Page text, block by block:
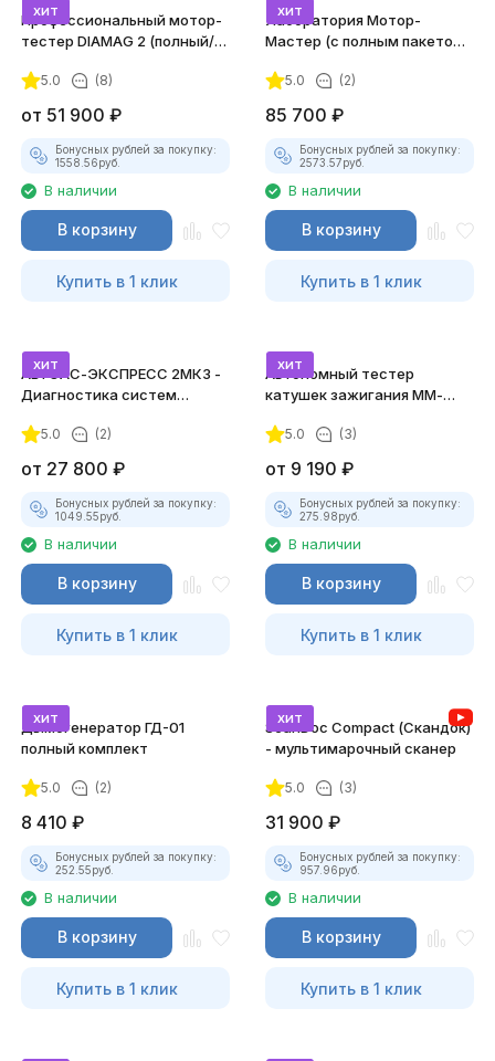
хит
Профессиональный мотор-
тестер DIAMAG 2 (полный/
5.0 (8)
от 51 900 ₽
Бонусных рублей за покупку:
1558.56руб.
В наличии
В корзину
Купить в 1 клик
хит
Лаборатория Мотор-
Мастер (с полным пакетом
5.0 (2)
85 700 ₽
Бонусных рублей за покупку:
2573.57руб.
В наличии
В корзину
Купить в 1 клик
хит
АВТОАС-ЭКСПРЕСС 2МК3 -
Диагностика систем
5.0 (2)
от 27 800 ₽
Бонусных рублей за покупку:
1049.55руб.
В наличии
В корзину
Купить в 1 клик
хит
Автономный тестер
катушек зажигания ММ-
комплект)
5.0 (3)
от 9 190 ₽
Бонусных рублей за покупку:
275.98руб.
В наличии
В корзину
Купить в 1 клик
хит
Дымогенератор ГД-01
полный комплект
5.0 (2)
8 410 ₽
Бонусных рублей за покупку:
252.55руб.
В наличии
В корзину
Купить в 1 клик
хит
ScanDoc Compact (Скандок)
- мультимарочный сканер
5.0 (3)
31 900 ₽
Бонусных рублей за покупку:
957.96руб.
В наличии
В корзину
Купить в 1 клик